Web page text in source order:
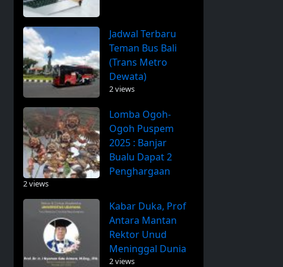
Jadwal Terbaru
Teman Bus Bali
(Trans Metro
Dewata)
2 views
Lomba Ogoh-
Ogoh Puspem
2025 : Banjar
Bualu Dapat 2
Penghargaan
2 views
Kabar Duka, Prof
Antara Mantan
Rektor Unud
Meninggal Dunia
2 views